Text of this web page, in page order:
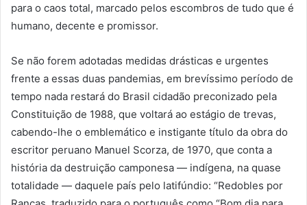
para o caos total, marcado pelos escombros de tudo que é
humano, decente e promissor.
Se não forem adotadas medidas drásticas e urgentes
frente a essas duas pandemias, em brevíssimo período de
tempo nada restará do Brasil cidadão preconizado pela
Constituição de 1988, que voltará ao estágio de trevas,
cabendo-lhe o emblemático e instigante título da obra do
escritor peruano Manuel Scorza, de 1970, que conta a
história da destruição camponesa — indígena, na quase
totalidade — daquele país pelo latifúndio: “Redobles por